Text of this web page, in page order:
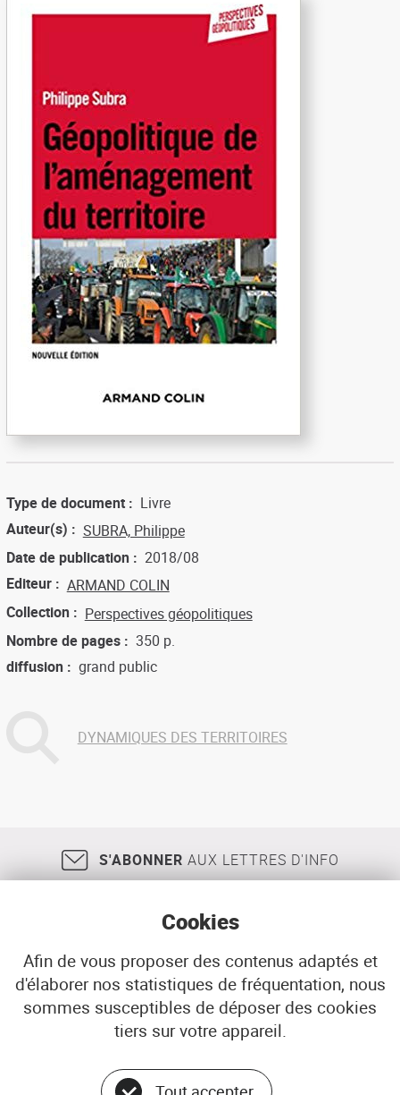
Type de document
Livre
Auteur(s)
SUBRA, Philippe
Date de publication
2018/08
Editeur
ARMAND COLIN
Collection
Perspectives géopolitiques
Nombre de pages
350 p.
diffusion
grand public
DYNAMIQUES DES TERRITOIRES
S'ABONNER AUX LETTRES D'INFO
18, rue Jean Jaurès 29200 BREST
02 98 33 51 71
CONTACT
Cookies
Afin de vous proposer des contenus adaptés et
d'élaborer nos statistiques de fréquentation, nous
sommes susceptibles de déposer des cookies
tiers sur votre appareil.